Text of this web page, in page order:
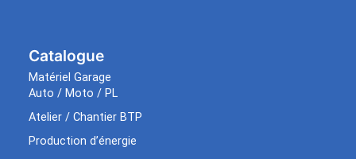
Catalogue
Matériel Garage
Auto / Moto / PL
Atelier / Chantier BTP
Production d’énergie